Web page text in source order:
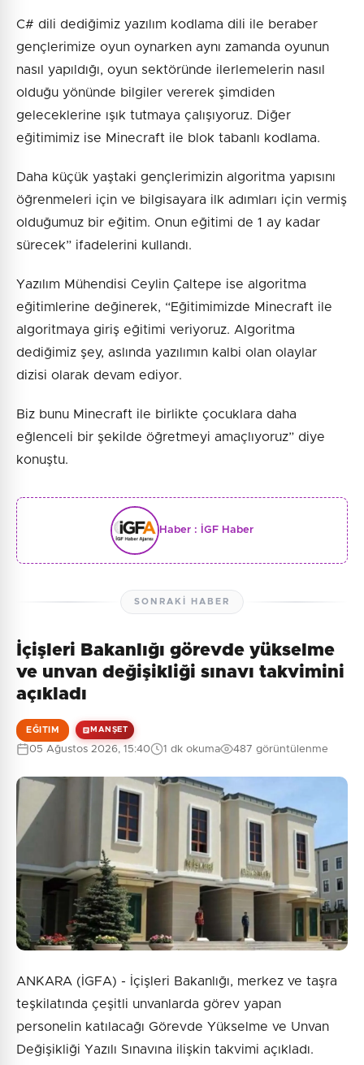
C# dili dediğimiz yazılım kodlama dili ile beraber
gençlerimize oyun oynarken aynı zamanda oyunun
nasıl yapıldığı, oyun sektöründe ilerlemelerin nasıl
olduğu yönünde bilgiler vererek şimdiden
geleceklerine ışık tutmaya çalışıyoruz. Diğer
eğitimimiz ise Minecraft ile blok tabanlı kodlama.
Daha küçük yaştaki gençlerimizin algoritma yapısını
öğrenmeleri için ve bilgisayara ilk adımları için vermiş
olduğumuz bir eğitim. Onun eğitimi de 1 ay kadar
sürecek” ifadelerini kullandı.
Yazılım Mühendisi Ceylin Çaltepe ise algoritma
eğitimlerine değinerek, “Eğitimimizde Minecraft ile
algoritmaya giriş eğitimi veriyoruz. Algoritma
dediğimiz şey, aslında yazılımın kalbi olan olaylar
dizisi olarak devam ediyor.
Biz bunu Minecraft ile birlikte çocuklara daha
eğlenceli bir şekilde öğretmeyi amaçlıyoruz” diye
konuştu.
Haber : İGF Haber
SONRAKI HABER
İçişleri Bakanlığı görevde yükselme
ve unvan değişikliği sınavı takvimini
açıkladı
EĞITIM MANŞET
05 Ağustos 2026, 15:40 1 dk okuma 487 görüntülenme
ANKARA (İGFA) - İçişleri Bakanlığı, merkez ve taşra
teşkilatında çeşitli unvanlarda görev yapan
personelin katılacağı Görevde Yükselme ve Unvan
Değişikliği Yazılı Sınavına ilişkin takvimi açıkladı.